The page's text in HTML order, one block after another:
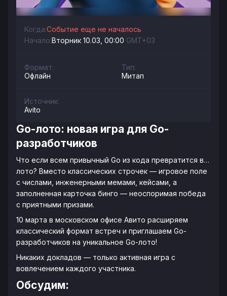
Когда:Событие еще не началось
Начало:Вторник 10.03, 00:00 GMT+03
Формат:
Офлайн
Тип:
Митап
Источник:
Avito
Go-лото: новая игра для Go-
разработчиков
Что если всем привычный Go из кода превратится в…
лото? Вместо классических строчек — игровое поле
с числами, инженерными мемами, кейсами, а
заполненная карточка бинго — неоспоримая победа
с приятными призами.
10 марта в московском офисе Авито расширяем
классический формат встреч и приглашаем Go-
разработчиков на уникальное Go-лото!
Никаких докладов — только активная игра с
вовлечением каждого участника.
Обсудим: